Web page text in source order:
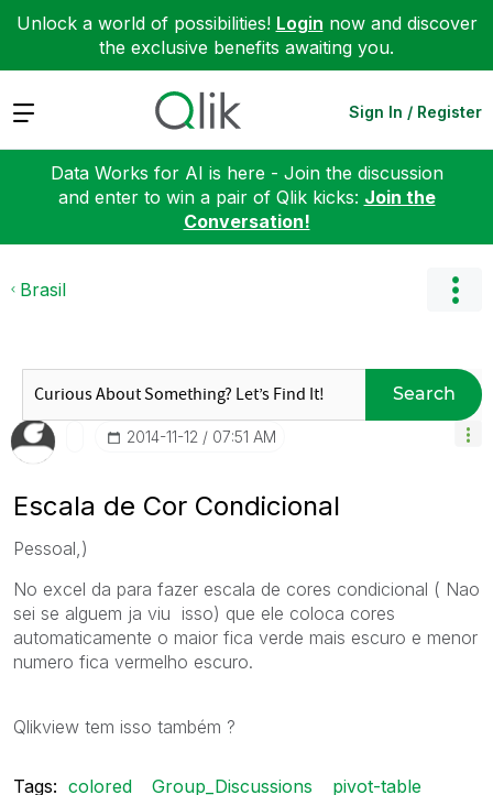
Unlock a world of possibilities! Login now and discover
the exclusive benefits awaiting you.
Expand Sign In / Register
Data Works for AI is here - Join the discussion
and enter to win a pair of Qlik kicks: Join the
Conversation!
Brasil
Search
‎2014-11-12 07:51 AM
Escala de Cor Condicional
Pessoal,)
No excel da para fazer escala de cores condicional ( Nao
sei se alguem ja viu isso) que ele coloca cores
automaticamente o maior fica verde mais escuro e menor
numero fica vermelho escuro.
Qlikview tem isso também ?
Tags: colored Group_Discussions pivot-table